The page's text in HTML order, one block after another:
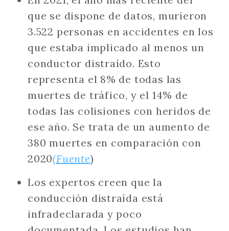
que se dispone de datos, murieron
3.522 personas en accidentes en los
que estaba implicado al menos un
conductor distraído. Esto
representa el 8% de todas las
muertes de tráfico, y el 14% de
todas las colisiones con heridos de
ese año. Se trata de un aumento de
380 muertes en comparación con
2020(Fuente)
Los expertos creen que la
conducción distraída está
infradeclarada y poco